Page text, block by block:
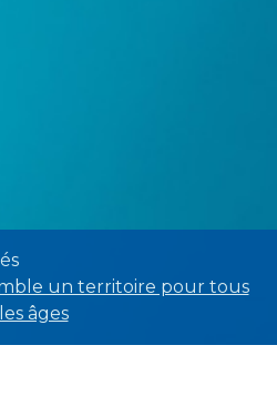
un territoire pour tous
les âges